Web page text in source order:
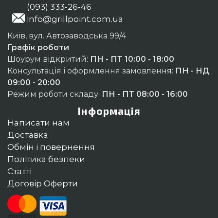
(093) 333-26-46
info@grillpoint.com.ua
Київ, вул. Автозаводська 99/4
Графік роботи
Шоурум відкритий: ПН - ПТ 10:00 - 18:00
Консультація і оформлення замовлення: ПН - НД
09:00 - 20:00
Режим роботи складу: ПН - ПТ 08:00 - 16:00
Інформація
Написати нам
Доставка
Обмін і повернення
Політика безпеки
Статті
Договір Оферти